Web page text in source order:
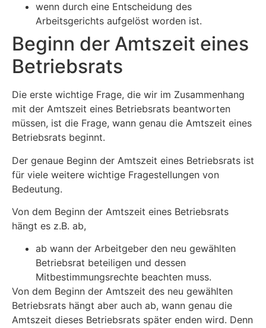
wenn durch eine Entscheidung des
Arbeitsgerichts aufgelöst worden ist.
Beginn der Amtszeit eines
Betriebsrats
Die erste wichtige Frage, die wir im Zusammenhang
mit der Amtszeit eines Betriebsrats beantworten
müssen, ist die Frage, wann genau die Amtszeit eines
Betriebsrats beginnt.
Der genaue Beginn der Amtszeit eines Betriebsrats ist
für viele weitere wichtige Fragestellungen von
Bedeutung.
Von dem Beginn der Amtszeit eines Betriebsrats
hängt es z.B. ab,
ab wann der Arbeitgeber den neu gewählten
Betriebsrat beteiligen und dessen
Mitbestimmungsrechte beachten muss.
Von dem Beginn der Amtszeit des neu gewählten
Betriebsrats hängt aber auch ab, wann genau die
Amtszeit dieses Betriebsrats später enden wird. Denn